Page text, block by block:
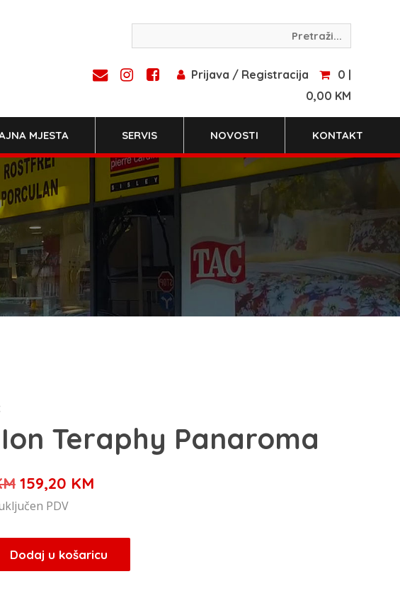
Prijava / Registracija
0 |
0,00 KM
MJESTA SERVIS NOVOSTI KONTAKT
Ion Teraphy Panaroma
Izvorna
cijena
je:
199,00 KM.
159,20 KMTrenutna
159,20 KM.
PDV
Dodaj u košaricu